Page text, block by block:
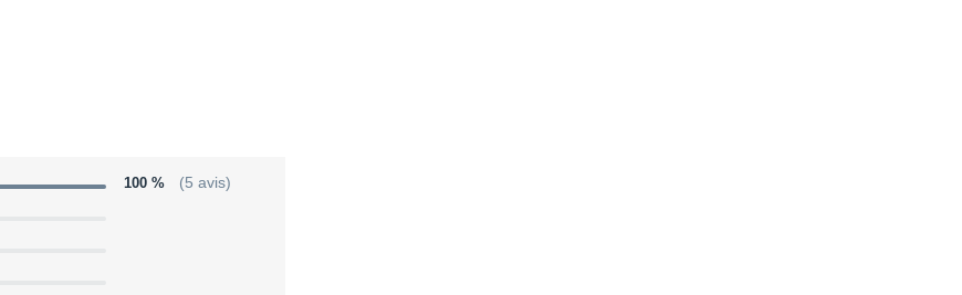
100 % (5 avis)